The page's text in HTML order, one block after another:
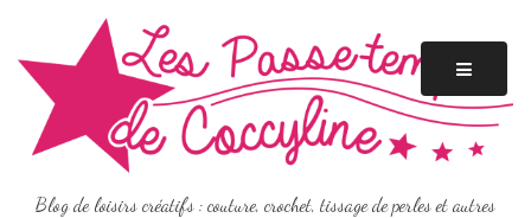
content
Blog de loisirs créatifs : couture, crochet, tissage de perles et autres